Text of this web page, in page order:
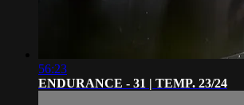
56:23
ENDURANCE - 31 | TEMP. 23/24